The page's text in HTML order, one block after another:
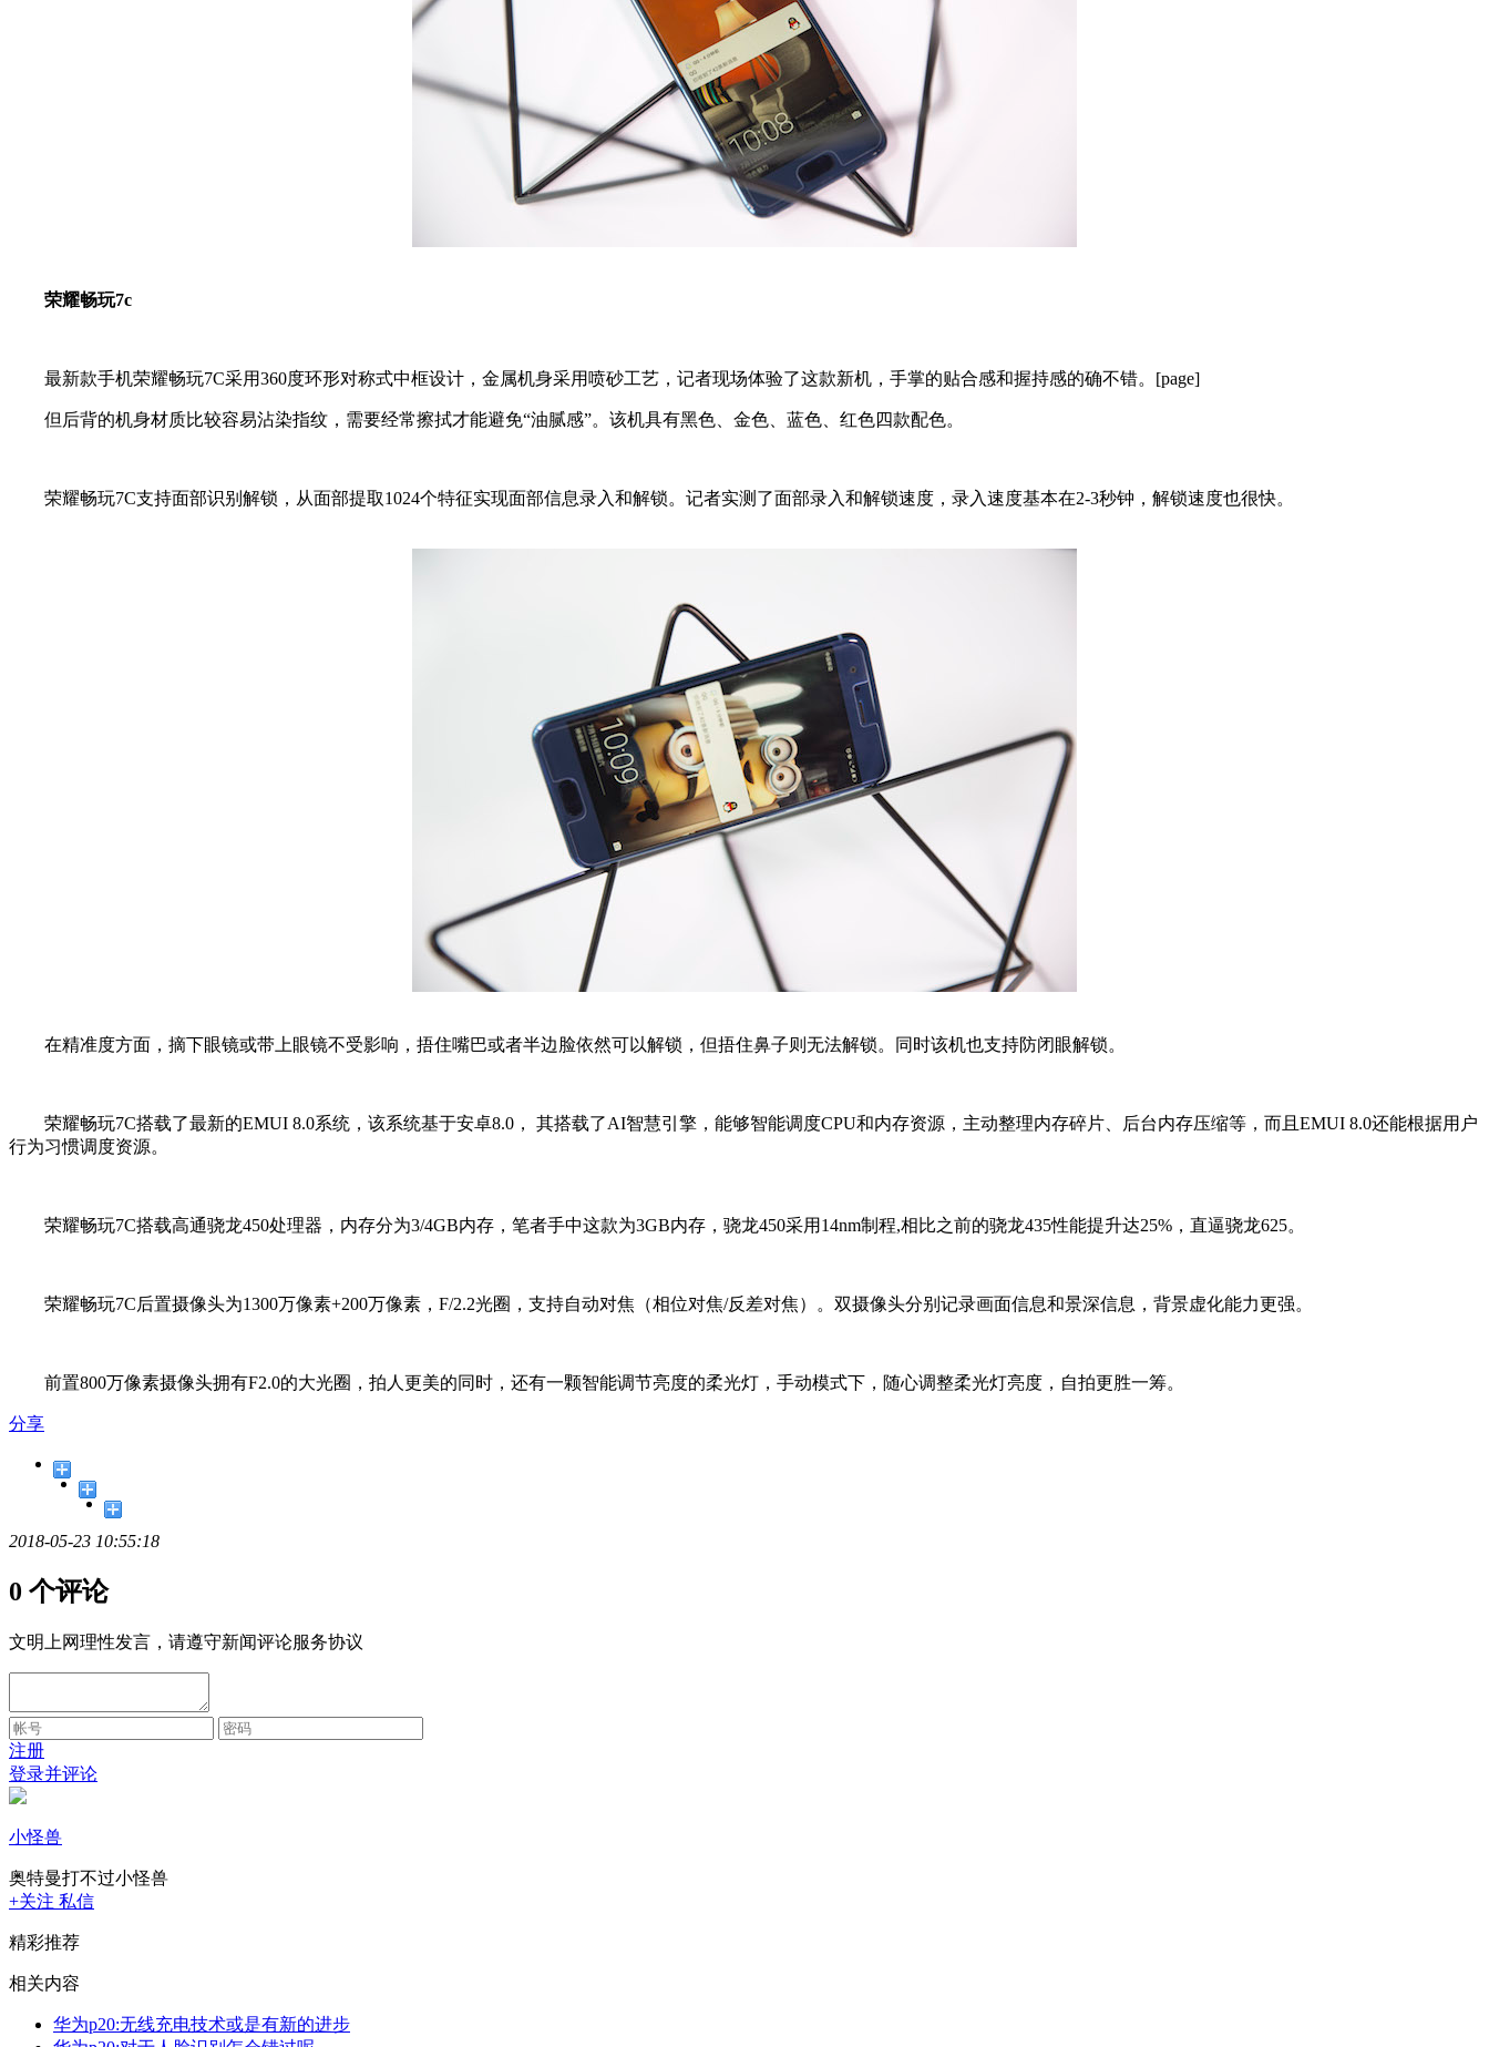
荣耀畅玩7c
最新款手机荣耀畅玩7C采用360度环形对称式中框设计，金属机身采用喷砂工艺，记者现场体验了这款新机，手掌的贴合感和握持感的确不错。[page]
但后背的机身材质比较容易沾染指纹，需要经常擦拭才能避免“油腻感”。该机具有黑色、金色、蓝色、红色四款配色。
荣耀畅玩7C支持面部识别解锁，从面部提取1024个特征实现面部信息录入和解锁。记者实测了面部录入和解锁速度，录入速度基本在2-3秒钟，解锁速度也很快。
在精准度方面，摘下眼镜或带上眼镜不受影响，捂住嘴巴或者半边脸依然可以解锁，但捂住鼻子则无法解锁。同时该机也支持防闭眼解锁。
荣耀畅玩7C搭载了最新的EMUI 8.0系统，该系统基于安卓8.0， 其搭载了AI智慧引擎，能够智能调度CPU和内存资源，主动整理内存碎片、后台内存压缩等，而且EMUI 8.0还能根据用户
行为习惯调度资源。
荣耀畅玩7C搭载高通骁龙450处理器，内存分为3/4GB内存，笔者手中这款为3GB内存，骁龙450采用14nm制程,相比之前的骁龙435性能提升达25%，直逼骁龙625。
荣耀畅玩7C后置摄像头为1300万像素+200万像素，F/2.2光圈，支持自动对焦（相位对焦/反差对焦）。双摄像头分别记录画面信息和景深信息，背景虚化能力更强。
前置800万像素摄像头拥有F2.0的大光圈，拍人更美的同时，还有一颗智能调节亮度的柔光灯，手动模式下，随心调整柔光灯亮度，自拍更胜一筹。
分享
2018-05-23 10:55:18
0 个评论
文明上网理性发言，请遵守新闻评论服务协议
注册
登录并评论
小怪兽
奥特曼打不过小怪兽
+关注 私信
精彩推荐
相关内容
华为p20:无线充电技术或是有新的进步